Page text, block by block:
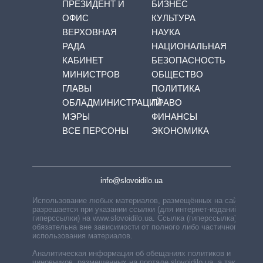
ПРЕЗИДЕНТ И
ОФИС
ВЕРХОВНАЯ
РАДА
КАБИНЕТ
МИНИСТРОВ
ГЛАВЫ
ОБЛАДМИНИСТРАЦИЙ
МЭРЫ
ВСЕ ПЕРСОНЫ
БИЗНЕС
КУЛЬТУРА
НАУКА
НАЦИОНАЛЬНАЯ
БЕЗОПАСНОСТЬ
ОБЩЕСТВО
ПОЛИТИКА
ПРАВО
ФИНАНСЫ
ЭКОНОМИКА
info@slovoidilo.ua
Использование любых материалов, размещённых на сайте,
разрешается при указании ссылки (для интернет-изданий —
гиперссылки) на www.slovoidilo.ua. Ссылка (гиперссылка)
обязательна вне зависимости от полного либо частичного
использования материалов.
Аналитическая информация об обещаниях политиков и